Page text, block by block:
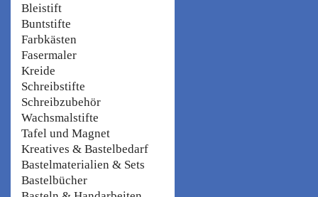
Bleistift
Buntstifte
Farbkästen
Fasermaler
Kreide
Schreibstifte
Schreibzubehör
Wachsmalstifte
Tafel und Magnet
Kreatives & Bastelbedarf
Bastelmaterialien & Sets
Bastelbücher